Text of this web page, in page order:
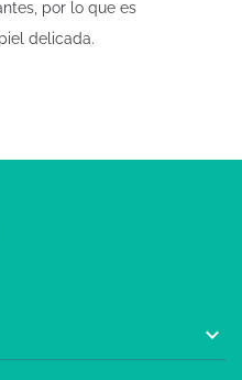
por lo que es
delicada.
